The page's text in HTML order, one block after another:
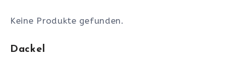
Keine Produkte gefunden.
Dackel